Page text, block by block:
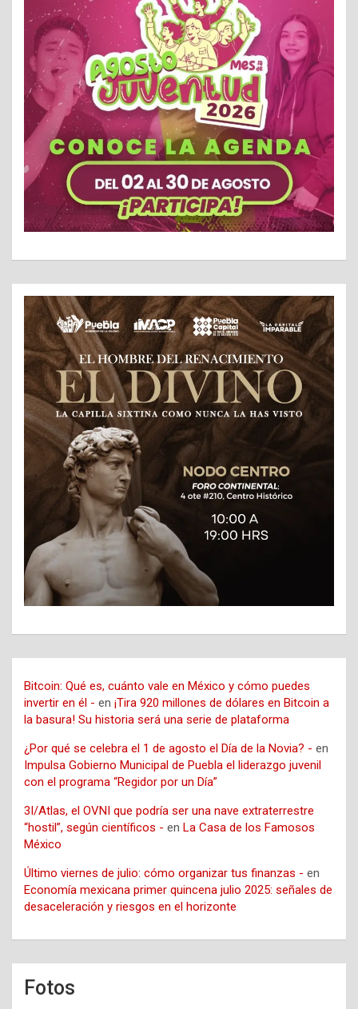
Bitcoin: Qué es, cuánto vale en México y cómo puedes
invertir en él - en ¡Tira 920 millones de dólares en Bitcoin a
la basura! Su historia será una serie de plataforma
¿Por qué se celebra el 1 de agosto el Día de la Novia? - en
Impulsa Gobierno Municipal de Puebla el liderazgo juvenil
con el programa “Regidor por un Día”
3I/Atlas, el OVNI que podría ser una nave extraterrestre
“hostil”, según científicos - en La Casa de los Famosos
México
Último viernes de julio: cómo organizar tus finanzas - en
Economía mexicana primer quincena julio 2025: señales de
desaceleración y riesgos en el horizonte
Fotos